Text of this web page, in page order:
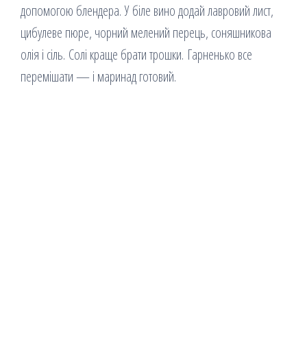
допомогою блендера. У біле вино додай лавровий лист,
цибулеве пюре, чорний мелений перець, соняшникова
олія і сіль. Солі краще брати трошки. Гарненько все
перемішати — і маринад готовий.